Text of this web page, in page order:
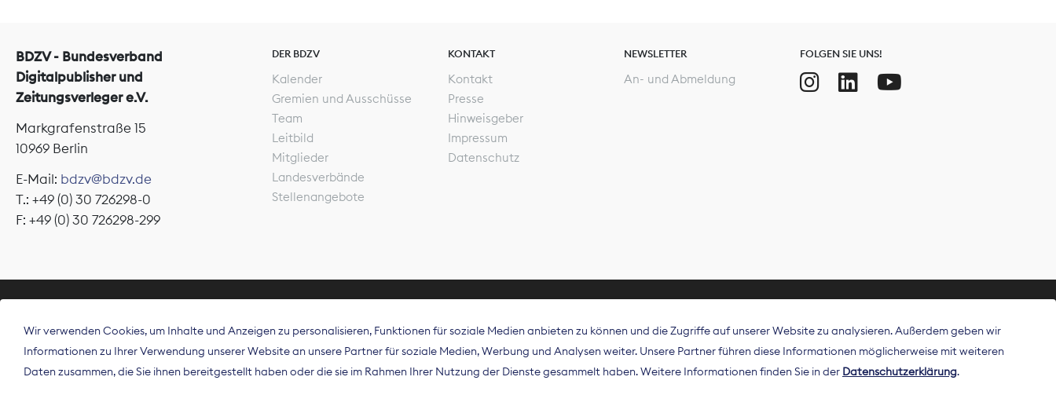
BDZV - Bundesverband
Digitalpublisher und
Zeitungsverleger e.V.
Markgrafenstraße 15
10969 Berlin
E-Mail: bdzv@bdzv.de
T.: +49 (0) 30 726298-0
F: +49 (0) 30 726298-299
DER BDZV
Kalender
Gremien und Ausschüsse
Team
Leitbild
Mitglieder
Landesverbände
Stellenangebote
KONTAKT
Kontakt
Presse
Hinweisgeber
Impressum
Datenschutz
NEWSLETTER
An- und Abmeldung
FOLGEN SIE UNS!
Der Bundesverband Digitalpublisher und Zeitungsverleger (BDZV) vertritt als
Spitzenorganisation die Interessen der Zeitungsverlage und digitalen Publisher in
Deutschland und auf EU-Ebene.
Wir verwenden Cookies, um Inhalte und Anzeigen zu personalisieren, Funktionen für soziale Medien anbieten zu können und die Zugriffe auf unserer Website zu analysieren. Außerdem geben wir
Informationen zu Ihrer Verwendung unserer Website an unsere Partner für soziale Medien, Werbung und Analysen weiter. Unsere Partner führen diese Informationen möglicherweise mit weiteren
Daten zusammen, die Sie ihnen bereitgestellt haben oder die sie im Rahmen Ihrer Nutzung der Dienste gesammelt haben. Weitere Informationen finden Sie in der Datenschutzerklärung.